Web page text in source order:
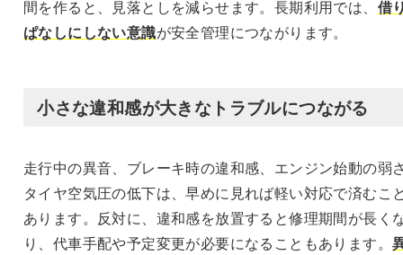
間を作ると、見落としを減らせます。長期利用では、 借
ぱなしにしない意識が安全管理につながります。
小さな違和感が大きなトラブルにつながる
走行中の異音、ブレーキ時の違和感、エンジン始動の弱
タイヤ空気圧の低下は、早めに見れば軽い対応で済むこ
あります。反対に、違和感を放置すると修理期間が長く
り、代車手配や予定変更が必要になることもあります。